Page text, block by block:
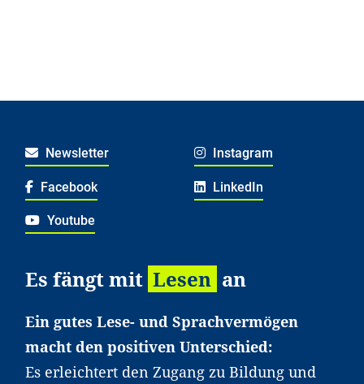
Newsletter Instagram
Facebook LinkedIn
Youtube
Es fängt mit Lesen an
Ein gutes Lese- und Sprachvermögen
macht den positiven Unterschied:
Es erleichtert den Zugang zu Bildung und